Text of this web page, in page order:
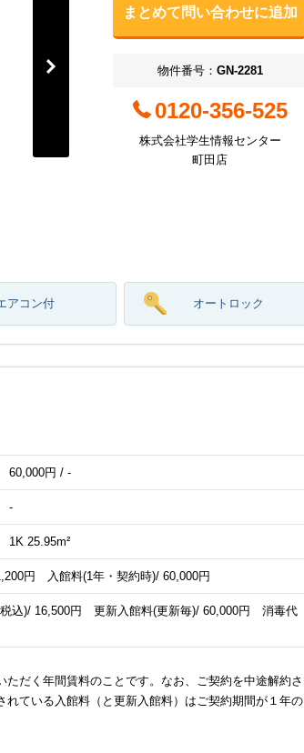
まとめて問い合わせに追加
物件番号： GN-2281
0120-356-525
株式会社学生情報センター
町田店
アコン付 オートロック
60,000円 / -
-
1K 25.95m²
円 入館料(1年・契約時)/ 60,000円
込)/ 16,500円 更新入館料(更新毎)/ 60,000円 消毒代
だく年間賃料のことです。なお、ご契約を中途解約さ
ている入館料（と更新入館料）はご契約期間が１年の